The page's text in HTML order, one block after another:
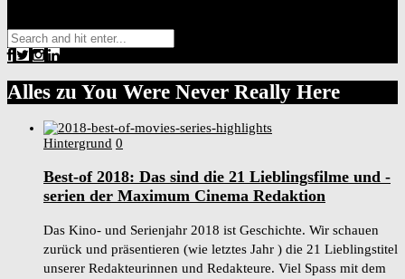
Alles zu You Were Never Really Here
Hintergrund 0
Best-of 2018: Das sind die 21 Lieblingsfilme und -
serien der Maximum Cinema Redaktion
Das Kino- und Serienjahr 2018 ist Geschichte. Wir schauen
zurück und präsentieren (wie letztes Jahr ) die 21 Lieblingstitel
unserer Redakteurinnen und Redakteure. Viel Spass mit dem